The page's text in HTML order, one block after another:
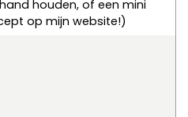
houden, of een mini
op mijn website!)